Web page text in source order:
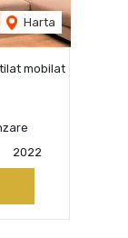
Harta
mobilat
2022